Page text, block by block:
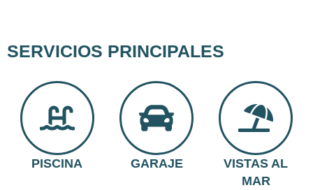
SERVICIOS PRINCIPALES
PISCINA GARAJE
VISTAS AL
MAR